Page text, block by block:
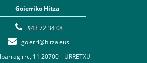
Goierriko Hitza
943 72 34 08
goierri@hitza.eus
Iparragirre, 11 20700 – URRETXU